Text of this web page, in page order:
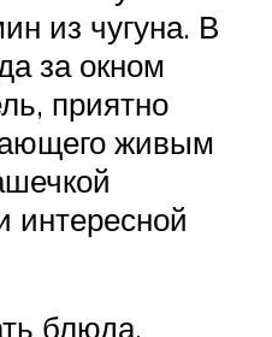
из чугуна. В
за окном
приятно
живым
интересной
блюда,